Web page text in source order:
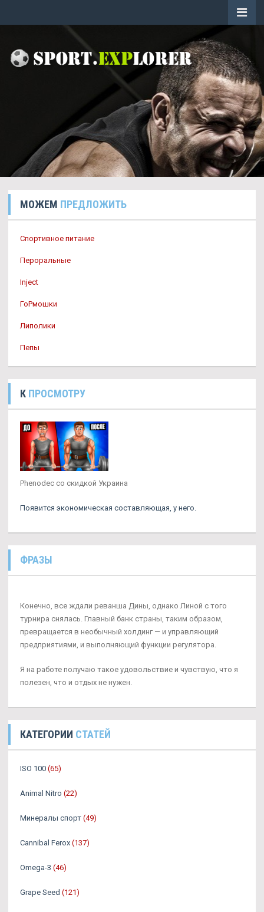
МОЖЕМ ПРЕДЛОЖИТЬ
Спортивное питание
Пероральные
Inject
ГоРмошки
Липолики
Пепы
К ПРОСМОТРУ
Phenodec со скидкой Украина
Появится экономическая составляющая, у него.
ФРАЗЫ
Конечно, все ждали реванша Дины, однако Линой с того
турнира снялась. Главный банк страны, таким образом,
превращается в необычный холдинг — и управляющий
предприятиями, и выполняющий функции регулятора.
Я на работе получаю такое удовольствие и чувствую, что я
полезен, что и отдых не нужен.
КАТЕГОРИИ СТАТЕЙ
ISO 100 (65)
Animal Nitro (22)
Минералы спорт (49)
Cannibal Ferox (137)
Omega-3 (46)
Grape Seed (121)